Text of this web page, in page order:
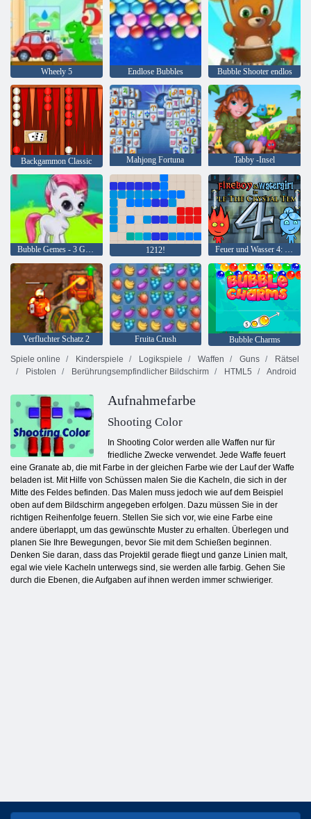
Wheely 5 Endlose Bubbles Bubble Shooter endlos
Backgammon Classic Mahjong Fortuna Tabby -Insel
Bubble Gemes - 3 Gewinnt 1212! Feuer und Wasser 4: Kristalltempel
Verfluchter Schatz 2 Fruita Crush
Bubble Charms
Spiele online
Kinderspiele Logikspiele Waffen Guns
Rätsel
Pistolen
Berührungsempfindlicher Bildschirm HTML5 Android
Aufnahmefarbe
Shooting Color
In Shooting Color werden alle Waffen nur für
friedliche Zwecke verwendet. Jede Waffe feuert
eine Granate ab, die mit Farbe in der gleichen Farbe wie der Lauf der Waffe
beladen ist. Mit Hilfe von Schüssen malen Sie die Kacheln, die sich in der
Mitte des Feldes befinden. Das Malen muss jedoch wie auf dem Beispiel
oben auf dem Bildschirm angegeben erfolgen. Dazu müssen Sie in der
richtigen Reihenfolge feuern. Stellen Sie sich vor, wie eine Farbe eine
andere überlappt, um das gewünschte Muster zu erhalten. Überlegen und
planen Sie Ihre Bewegungen, bevor Sie mit dem Schießen beginnen.
Denken Sie daran, dass das Projektil gerade fliegt und ganze Linien malt,
egal wie viele Kacheln unterwegs sind, sie werden alle farbig. Gehen Sie
durch die Ebenen, die Aufgaben auf ihnen werden immer schwieriger.